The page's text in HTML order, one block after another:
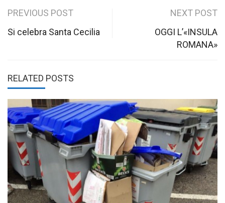
Post
navigation
PREVIOUS POST
Si celebra Santa Cecilia
NEXT POST
OGGI L’«INSULA
ROMANA»
RELATED POSTS